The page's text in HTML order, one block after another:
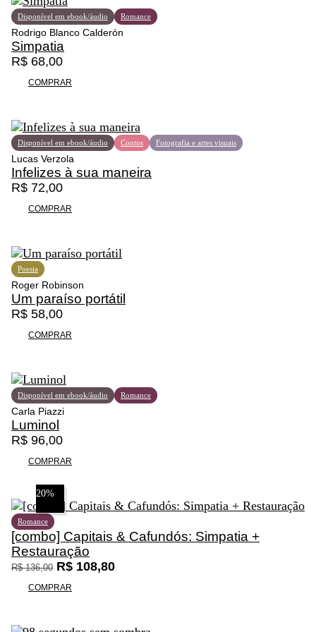
R
$
1
0
0
a
t
r
a
R
$
1
4
0
m
v
á
r
v
a
r
i
a
n
.
A
s
o
p
s
p
o
d
e
m
e
s
c
o
l
a
Disponível em ebook/áudio Romance
Rodrigo Blanco Calderón
Simpatia
R$ 68,00
COMPRAR
Contos
Disponível em ebook/áudio Fotografia e artes visuais
Lucas Verzola
Infelizes à sua maneira
R$ 72,00
COMPRAR
Poesia
Roger Robinson
Um paraíso portátil
R$ 58,00
COMPRAR
Disponível em ebook/áudio Romance
Carla Piazzi
Luminol
R$ 96,00
COMPRAR
20%
Romance
[combo] Capitais & Cafundós: Simpatia +
Restauração
R$136,00 O
p
r
R$ 108,80O
COMPRAR